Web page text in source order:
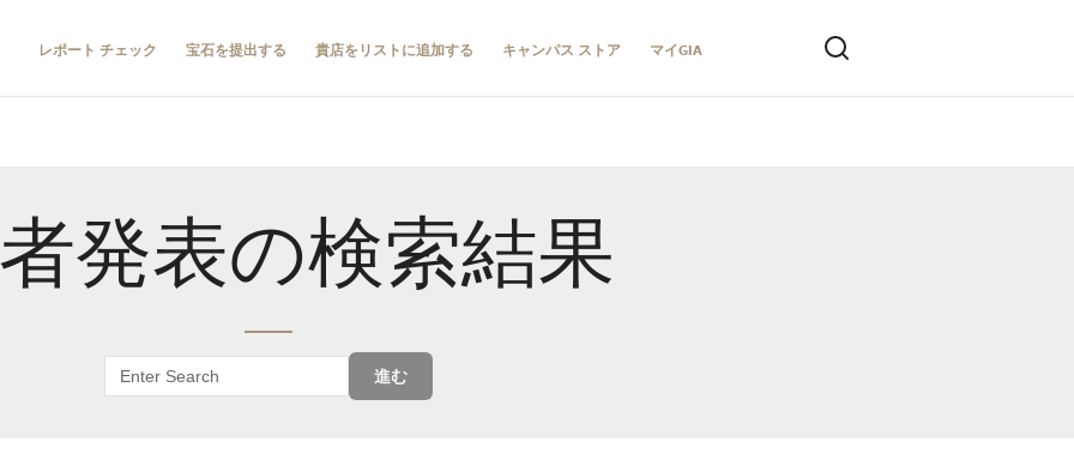
レポート チェック 宝石を提出する 貴店をリストに追加する キャンパス ストア マイGIA
発表の検索結果
進む